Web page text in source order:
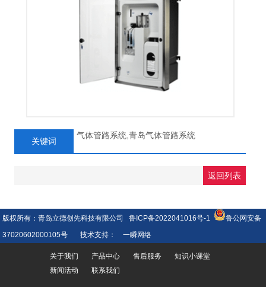
关键词
气体管路系统,青岛气体管路系统
返回列表
版权所有：青岛立德创先科技有限公司鲁ICP备2022041016号-1
鲁公网安备
37020602000105号 技术支持： 一瞬网络
关于我们 产品中心 售后服务
知识小课堂
新闻活动
联系我们